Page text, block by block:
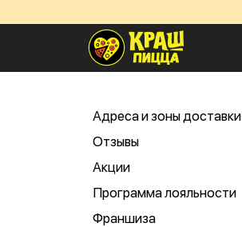
Адреса и зоны доставки
Отзывы
Акции
Программа лояльности
Франшиза